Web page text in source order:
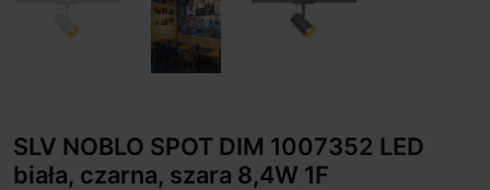
SLV NOBLO SPOT DIM 1007352 LED
biała, czarna, szara 8,4W 1F